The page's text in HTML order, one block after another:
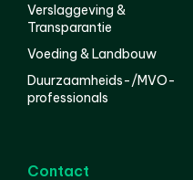
Verslaggeving &
Transparantie
Voeding & Landbouw
Duurzaamheids-/MVO-
professionals
Contact